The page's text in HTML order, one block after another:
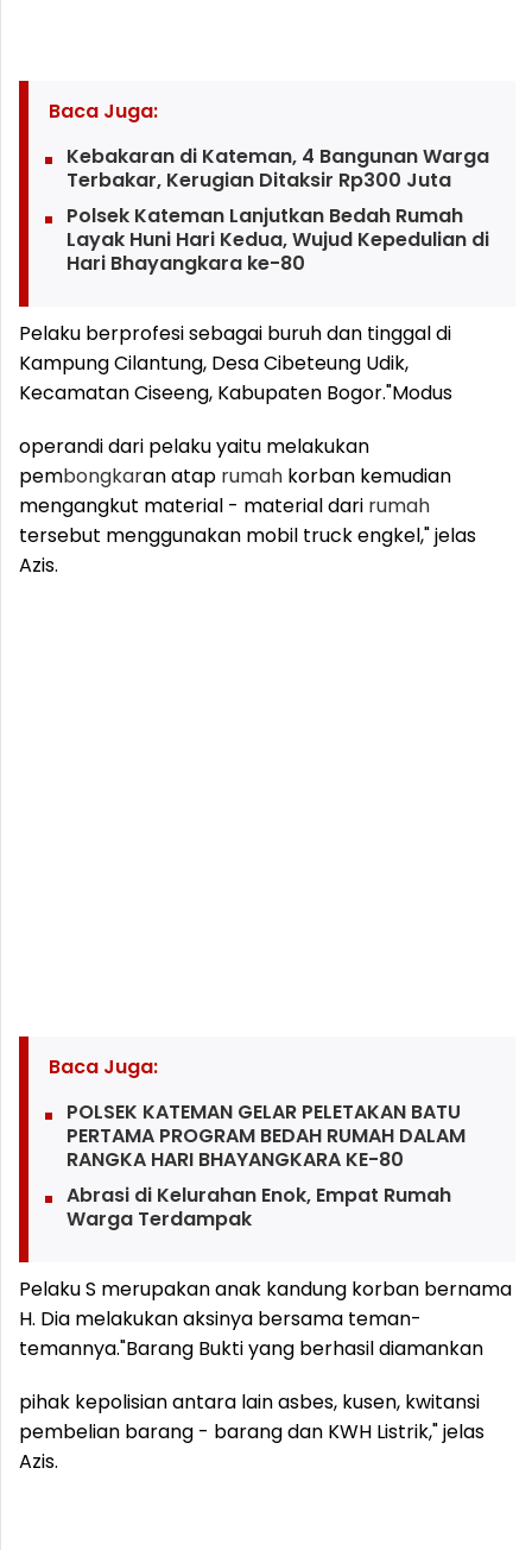
Baca Juga:
Kebakaran di Kateman, 4 Bangunan Warga
Terbakar, Kerugian Ditaksir Rp300 Juta
Polsek Kateman Lanjutkan Bedah Rumah
Layak Huni Hari Kedua, Wujud Kepedulian di
Hari Bhayangkara ke-80
Pelaku berprofesi sebagai buruh dan tinggal di
Kampung Cilantung, Desa Cibeteung Udik,
Kecamatan Ciseeng, Kabupaten Bogor."Modus
operandi dari pelaku yaitu melakukan
pembongkaran atap rumah korban kemudian
mengangkut material - material dari rumah
tersebut menggunakan mobil truck engkel," jelas
Azis.
Baca Juga:
POLSEK KATEMAN GELAR PELETAKAN BATU
PERTAMA PROGRAM BEDAH RUMAH DALAM
RANGKA HARI BHAYANGKARA KE-80
Abrasi di Kelurahan Enok, Empat Rumah
Warga Terdampak
Pelaku S merupakan anak kandung korban bernama
H. Dia melakukan aksinya bersama teman-
temannya."Barang Bukti yang berhasil diamankan
pihak kepolisian antara lain asbes, kusen, kwitansi
pembelian barang - barang dan KWH Listrik," jelas
Azis.